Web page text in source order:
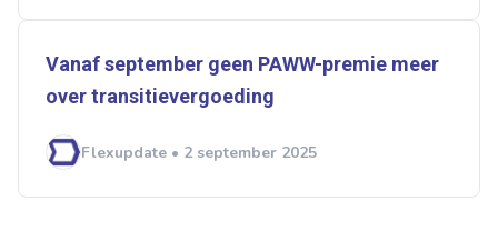
Vanaf september geen PAWW-premie meer
over transitievergoeding
Flexupdate • 2 september 2025